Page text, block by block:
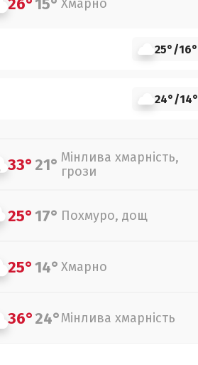
Хмарно
25°/16°
24°/14°
33°21° Мінлива хмарність,
грози
25°17° Похмуро, дощ
25°14° Хмарно
36°24°Мінлива хмарність